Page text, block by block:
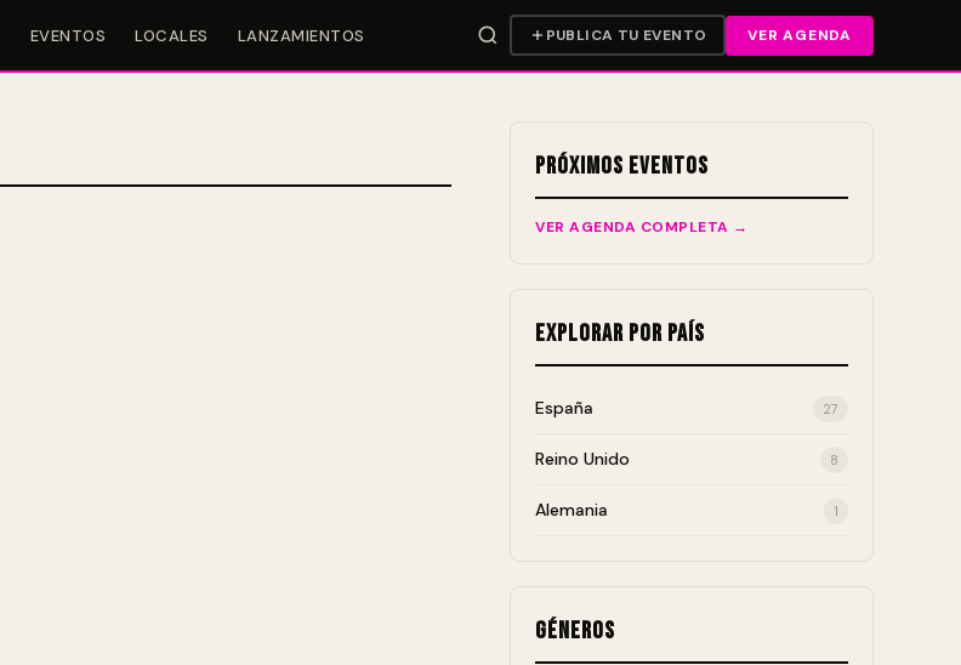
EVENTOS LOCALES LANZAMIENTOS PUBLICA TU EVENTO VER AGENDA
Próximos Eventos
VER AGENDA COMPLETA →
Explorar por País
España 27
Reino Unido 8
Alemania 1
Géneros